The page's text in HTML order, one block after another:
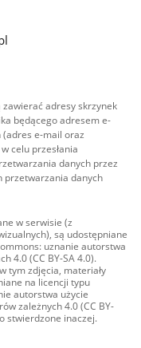
adresy skrzynek
będącego adresem e-
e-mail oraz
celu przesłania
danych przez
przetwarzania danych
w serwisie (z
są udostępniane
uznanie autorstwa
4.0 (CC BY-SA 4.0).
tym zdjęcia, materiały
na licencji typu
autorstwa użycie
zależnych 4.0 (CC BY-
stwierdzone inaczej.